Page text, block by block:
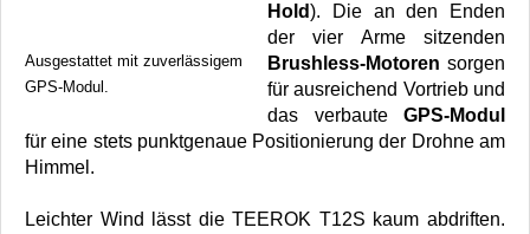
Ausgestattet mit zuverlässigem
GPS-Modul.
Hold). Die an den Enden
der vier Arme sitzenden
Brushless-Motoren sorgen
für ausreichend Vortrieb und
das verbaute GPS-Modul
für eine stets punktgenaue Positionierung der Drohne am
Himmel.
Leichter Wind lässt die TEEROK T12S kaum abdriften.